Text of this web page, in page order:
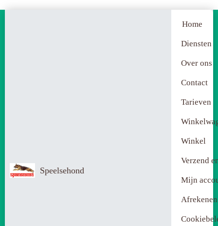
Speelsehond
Home
Diensten
Over ons
Contact
Tarieven
Winkel
Verzend
Mijn
Afrekenen